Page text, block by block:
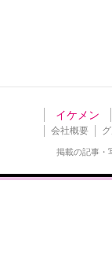
イケメン
会社概要
掲載の記事・